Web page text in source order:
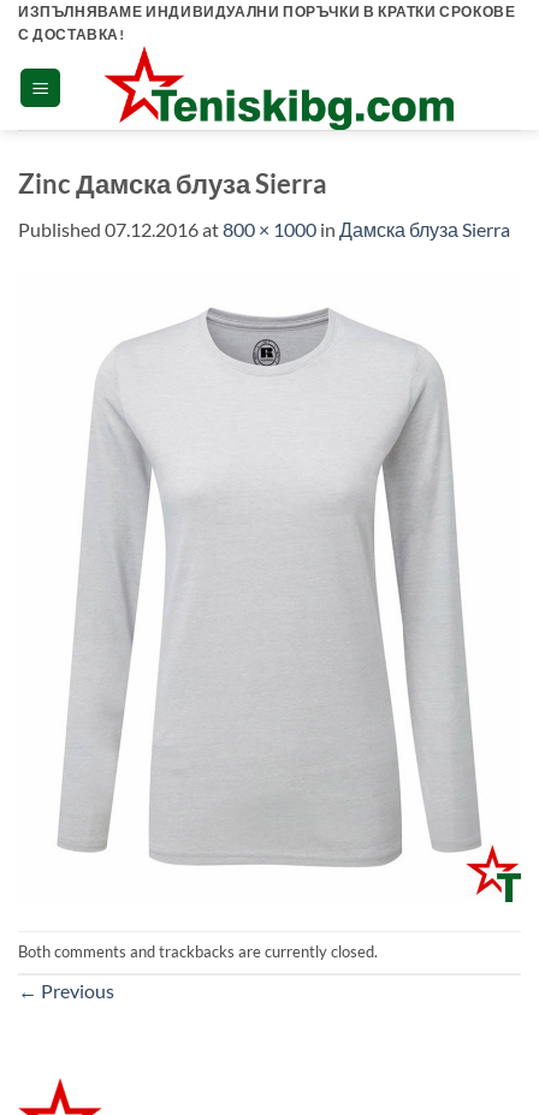
Skip
content
ИЗПЪЛНЯВАМЕ ИНДИВИДУАЛНИ ПОРЪЧКИ В КРАТКИ СРОКОВЕ
С ДОСТАВКА!
Zinc Дамска блуза Sierra
Published 07.12.2016at800 × 1000 in Дамска блуза Sierra
Both comments and trackbacks are currently closed.
← Previous